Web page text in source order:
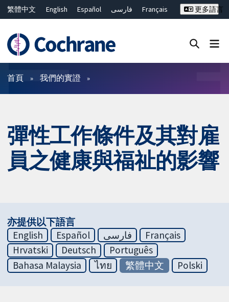
繁體中文 English Español فارسی
Français
ไทย
简体中文
更多語言
篩選條件
首頁 我們的實證
彈性工作條件及其對雇
員之健康與福祉的影響
亦提供以下語言
English
Español فارسی
Français
Hrvatski
Deutsch
Português
Bahasa Malaysia
ไทย 繁體中文 Polski